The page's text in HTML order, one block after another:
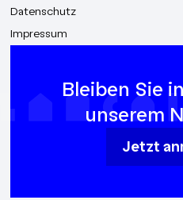
Datenschutz
Impressum
Bleiben Sie
unserem
Jetzt